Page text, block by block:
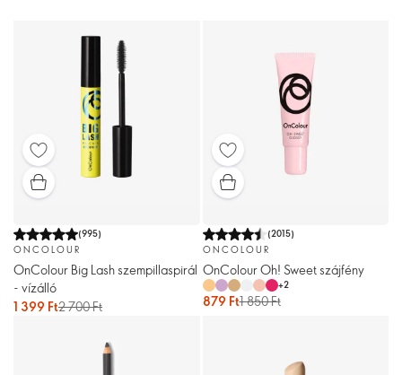
(995)
ONCOLOUR
OnColour Big Lash szempillaspirál
- vízálló
1 399 Ft2 700 Ft
(2015)
ONCOLOUR
OnColour Oh! Sweet szájfény
+2
879 Ft1 850 Ft